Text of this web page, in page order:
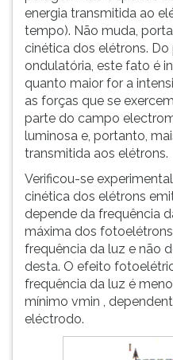
energia transmitida ao
tempo). Não muda,
cinética dos elétrons.
ondulatória, este fato é
quanto maior for a
as forças que se
parte do campo
luminosa e, portanto,
transmitida aos elétrons.
Verificou-se
cinética dos elétrons
depende da frequência
máxima dos
frequência da luz e não
desta. O efeito
frequência da luz é
mínimo vmin ,
eléctrodo.